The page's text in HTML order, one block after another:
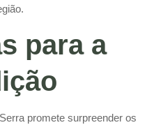
para a
promete surpreender os